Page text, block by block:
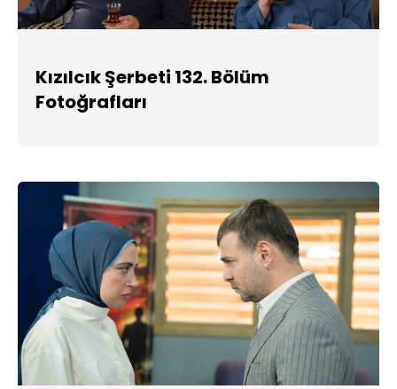
Kızılcık Şerbeti 132. Bölüm
Fotoğrafları